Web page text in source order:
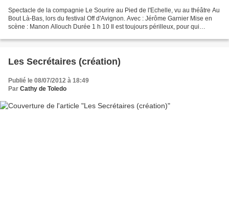
Spectacle de la compagnie Le Sourire au Pied de l'Echelle, vu au théâtre Au
Bout Là-Bas, lors du festival Off d'Avignon. Avec : Jérôme Garnier Mise en
scène : Manon Allouch Durée 1 h 10 Il est toujours périlleux, pour qui
Les Secrétaires (création)
Publié le 08/07/2012 à 18:49
Par Cathy de Toledo